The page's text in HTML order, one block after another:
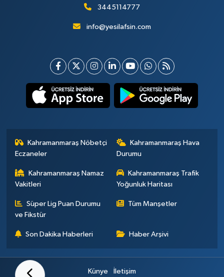
3445114777
info@yesilafsin.com
Kahramanmaraş Nöbetçi
Eczaneler
Kahramanmaraş Hava
Durumu
Kahramanmaraş Namaz
Vakitleri
Kahramanmaraş Trafik
Yoğunluk Haritası
Süper Lig Puan Durumu
ve Fikstür
Tüm Manşetler
Son Dakika Haberleri Haber Arşivi
Künye İletişim